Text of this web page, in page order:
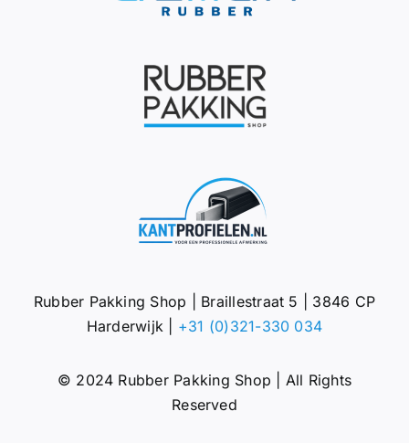
Rubber Pakking Shop | Braillestraat 5 | 3846 CP
Harderwijk | +31 (0)321-330 034
© 2024 Rubber Pakking Shop | All Rights
Reserved